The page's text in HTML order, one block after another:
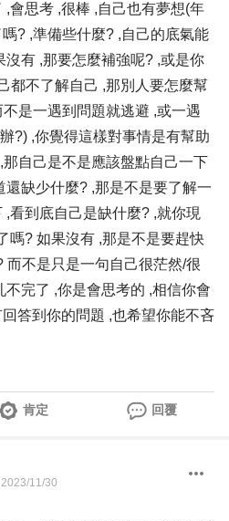
會思考 ,很棒 ,自己也有夢想(年
? ,準備些什麼? ,自己的底氣能
有 ,那要怎麼補強呢? ,或是你
都不了解自己 ,那別人要怎麼幫
是一遇到問題就逃避 ,或一遇
?) ,你覺得這樣對事情是有幫助
自己是不是應該盤點自己一下
還缺少什麼? ,那是不是要了解一
看到底自己是缺什麼? ,就你現
嗎? 如果沒有 ,那是不是要趕快
而不是只是一句自己很茫然/很
完了 ,你是會思考的 ,相信你會
答到你的問題 ,也希望你能不吝
肯定 回覆
2023/11/30